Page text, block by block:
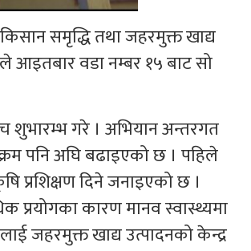
समृद्धि तथा जहरमुक्त खाद्य
आइतबार वडा नम्बर १५ बाट सो
शुभारम्भ गरे । अभियान अन्तरगत
पनि अघि बढाइएको छ । पहिले
प्रशिक्षण दिने जनाइएको छ ।
प्रयोगका कारण मानव स्वास्थ्यमा
जहरमुक्त खाद्य उत्पादनको केन्द्र